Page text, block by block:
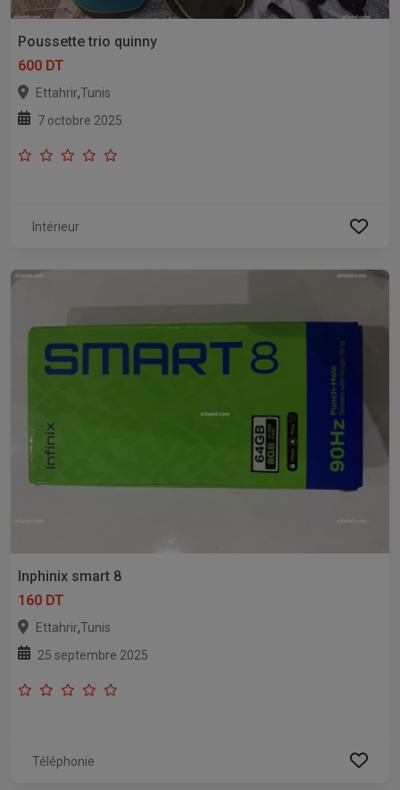
Poussette trio quinny
600 DT
Ettahrir,Tunis
7 octobre 2025
Intérieur
Inphinix smart 8
160 DT
Ettahrir,Tunis
25 septembre 2025
Téléphonie